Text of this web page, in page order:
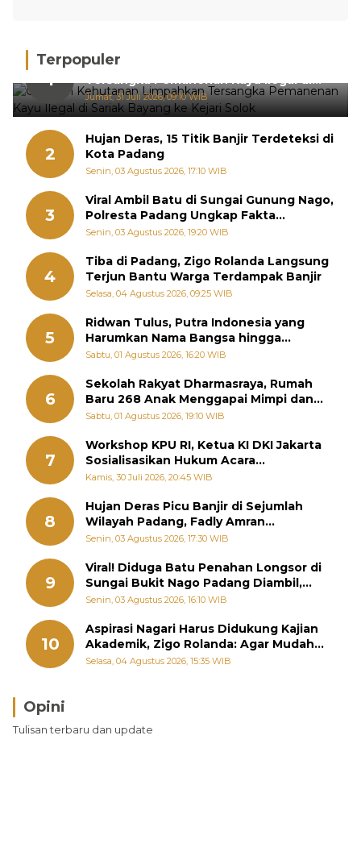
Terpopuler
1
Gakkum Kehutanan Limpahkan
Tersangka Pemanenan Kayu Ilegal di
Sariak Bayang ke Kejari Solok
Jumat, 31 Juli 2026, 09:10 WIB
2
Hujan Deras, 15 Titik Banjir Terdeteksi di
Kota Padang
Senin, 03 Agustus 2026, 17:10 WIB
3
Viral Ambil Batu di Sungai Gunung Nago,
Polresta Padang Ungkap Fakta
Sebenarnya
Senin, 03 Agustus 2026, 19:20 WIB
4
Tiba di Padang, Zigo Rolanda Langsung
Terjun Bantu Warga Terdampak Banjir
Selasa, 04 Agustus 2026, 09:25 WIB
5
Ridwan Tulus, Putra Indonesia yang
Harumkan Nama Bangsa hingga
Diabadikan dalam Buku Jepang
Sabtu, 01 Agustus 2026, 16:20 WIB
6
Sekolah Rakyat Dharmasraya, Rumah
Baru 268 Anak Menggapai Mimpi dan
Memutus Rantai Kemiskinan
Sabtu, 01 Agustus 2026, 19:10 WIB
7
Workshop KPU RI, Ketua KI DKI Jakarta
Sosialisasikan Hukum Acara
Penyelesaian Sengketa Informasi Publik
Kamis, 30 Juli 2026, 20:45 WIB
8
Hujan Deras Picu Banjir di Sejumlah
Wilayah Padang, Fadly Amran
Perintahkan OPD Siaga
Senin, 03 Agustus 2026, 17:30 WIB
9
Viral! Diduga Batu Penahan Longsor di
Sungai Bukit Nago Padang Diambil,
Warga Khawatir Bencana Terulang
Senin, 03 Agustus 2026, 16:10 WIB
10
Aspirasi Nagari Harus Didukung Kajian
Akademik, Zigo Rolanda: Agar Mudah
Diperjuangkan di Kementerian
Selasa, 04 Agustus 2026, 15:35 WIB
Opini
Tulisan terbaru dan update